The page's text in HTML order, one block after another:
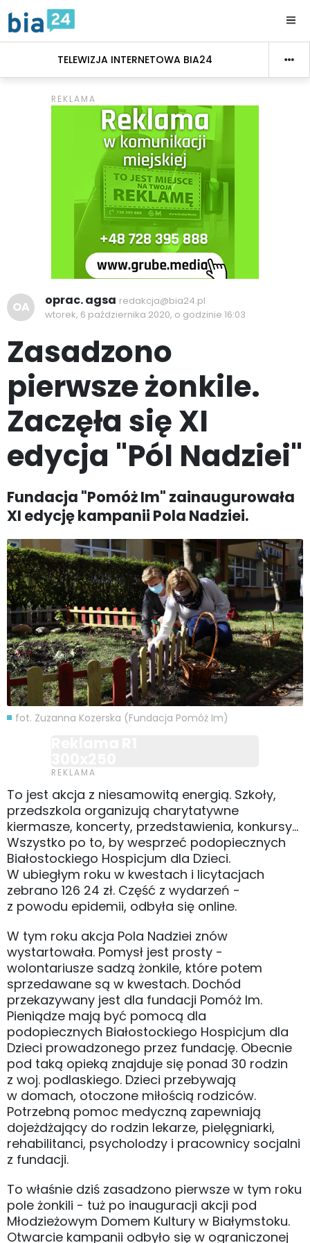
TELEWIZJA INTERNETOWA BIA24
OA oprac. agsa redakcja@bia24.pl
wtorek, 6 października 2020, o godzinie 16:03
Zasadzono
pierwsze żonkile.
Zaczęła się XI
edycja "Pól Nadziei"
Fundacja "Pomóż Im" zainaugurowała
XI edycję kampanii Pola Nadziei.
fot. Zuzanna Kozerska (Fundacja Pomóż Im)
To jest akcja z niesamowitą energią. Szkoły,
przedszkola organizują charytatywne
kiermasze, koncerty, przedstawienia, konkursy...
Wszystko po to, by wesprzeć podopiecznych
Białostockiego Hospicjum dla Dzieci.
W ubiegłym roku w kwestach i licytacjach
zebrano 126 24 zł. Część z wydarzeń -
z powodu epidemii, odbyła się online.
W tym roku akcja Pola Nadziei znów
wystartowała. Pomysł jest prosty -
wolontariusze sadzą żonkile, które potem
sprzedawane są w kwestach. Dochód
przekazywany jest dla fundacji Pomóż Im.
Pieniądze mają być pomocą dla
podopiecznych Białostockiego Hospicjum dla
Dzieci prowadzonego przez fundację. Obecnie
pod taką opieką znajduje się ponad 30 rodzin
z woj. podlaskiego. Dzieci przebywają
w domach, otoczone miłością rodziców.
Potrzebną pomoc medyczną zapewniają
dojeżdżający do rodzin lekarze, pielęgniarki,
rehabilitanci, psycholodzy i pracownicy socjalni
z fundacji.
To właśnie dziś zasadzono pierwsze w tym roku
pole żonkili - tuż po inauguracji akcji pod
Młodzieżowym Domem Kultury w Białymstoku.
Otwarcie kampanii odbyło się w ograniczonej